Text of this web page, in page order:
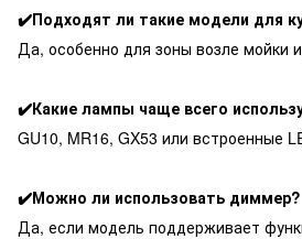
✔️Подходят ли такие модели для
Да, особенно для зоны возле мойки
✔️Какие лампы чаще всего
GU10, MR16, GX53 или встроенные
✔️Можно ли использовать диммер?
Да, если модель поддерживает